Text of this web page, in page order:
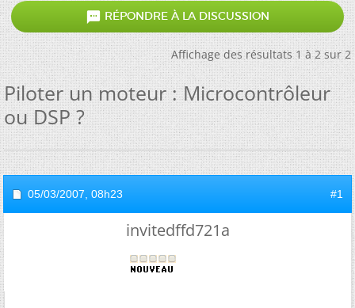
 RÉPONDRE À LA DISCUSSION
Affichage des résultats 1 à 2 sur 2
Piloter un moteur : Microcontrôleur
ou DSP ?
05/03/2007, 08h23 #1
invitedffd721a